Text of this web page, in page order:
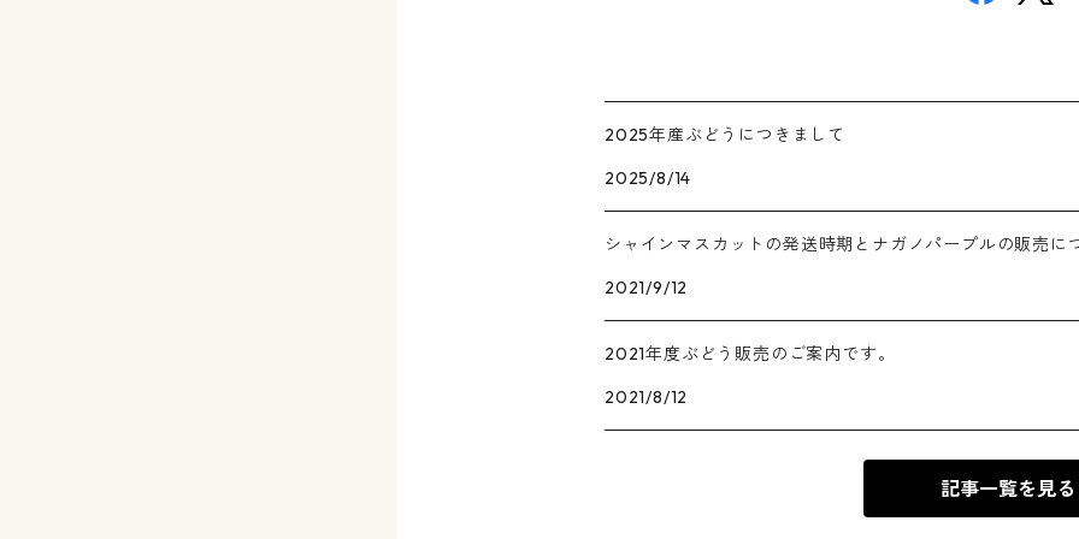
2025年産ぶどうにつきまして
2025/8/14
シャインマスカットの発送時期とナガノパープルの販売に
2021/9/12
2021年度ぶどう販売のご案内です。
2021/8/12
記事一覧を見る